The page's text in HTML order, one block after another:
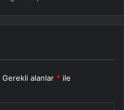
Gerekli alanlar * ile